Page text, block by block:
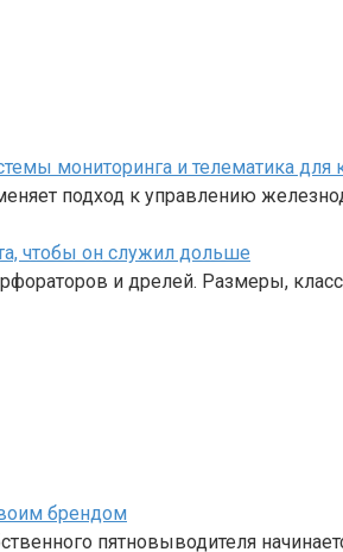
мониторинга и телематика для
подход к управлению
чтобы он служил дольше
и дрелей. Размеры,
брендом
пятновыводителя